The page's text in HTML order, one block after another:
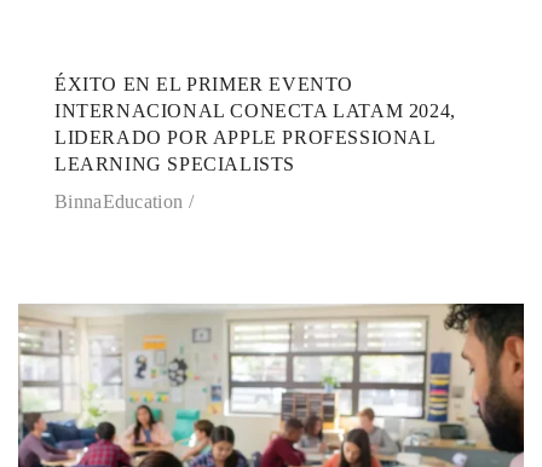
ÉXITO EN EL PRIMER EVENTO
INTERNACIONAL CONECTA LATAM 2024,
LIDERADO POR APPLE PROFESSIONAL
LEARNING SPECIALISTS
BinnaEducation